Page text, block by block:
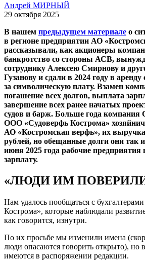
Андрей МИРНЫЙ
29 октября 2025
В нашем предыдущем материале о
в регионе предприятии АО
рассказывали, как акционеры
банкротство со стороны АСВ,
сотруднику Алексею Смирнову и
Гузанову и сдали в 2024 году в
за символическую плату. Взамен
погашение всех долгов, выплата
завершение всех ранее начатых
судов и барж. Больше года компания
ООО «Судоверфь Кострома»
АО «Костромская верфь», их
рублей, но обещанные долги они так
июня 2025 года рабочие предприятия
зарплату.
«ЛЮДИ ИМ
Нам удалось пообщаться с
Кострома», которые наблюдали
как говорится, изнутри.
По их просьбе мы изменили имена
люди опасаются говорить открыто), но
имеются в распоряжении редакции.